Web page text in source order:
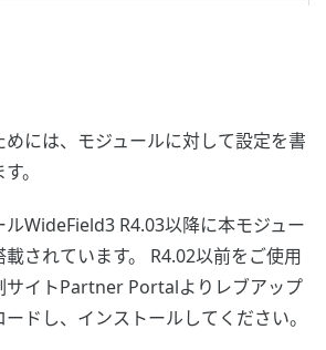
には、モジュールに対して設定を書
。
WideField3 R4.03以降に本モジュー
されています。 R4.02以前をご使用
サイトPartner Portalよりレブアップ
ドし、インストールしてください。